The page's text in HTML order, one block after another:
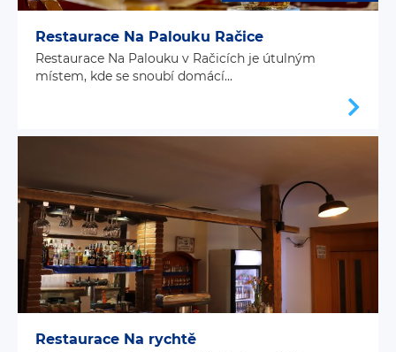
Restaurace Na Palouku Račice
Restaurace Na Palouku v Račicích je útulným
místem, kde se snoubí domácí...
Restaurace Na rychtě